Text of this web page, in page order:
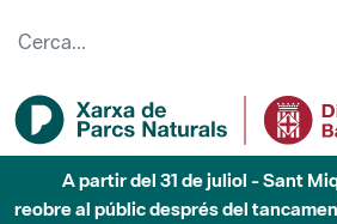
A partir del 31 de juliol - Sant
reobre al públic després del